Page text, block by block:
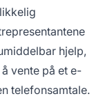
hjelp,
vente på et e-
telefonsamtale.